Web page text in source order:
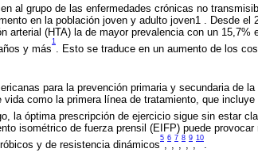
al grupo de las enfermedades crónicas no
en la población joven y adulto joven1 . Desde el
arterial (HTA) la de mayor prevalencia con un 15,7%
y más
1
. Esto se traduce en un aumento de los
para la prevención primaria y secundaria de
como la primera línea de tratamiento, que
la óptima prescripción de ejercicio sigue sin estar
isométrico de fuerza prensil (EIFP) puede provocar
y de resistencia dinámicos
5 6 7 8 9 10